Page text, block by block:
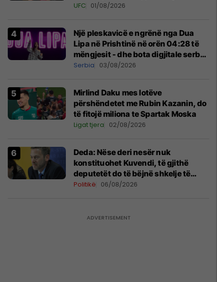
tribunat
UFC 01/08/2026
Një pleskavicë e ngrënë nga Dua
Lipa në Prishtinë në orën 04:28 të
mëngjesit - dhe bota digjitale serbe
shpall gjendjen e luftës
Serbia 03/08/2026
Mirlind Daku mes lotëve
përshëndetet me Rubin Kazanin, do
të fitojë miliona te Spartak Moska
Ligat tjera 02/08/2026
Deda: Nëse deri nesër nuk
konstituohet Kuvendi, të gjithë
deputetët do të bëjnë shkelje të
rëndë kushtetuese
Politikë 06/08/2026